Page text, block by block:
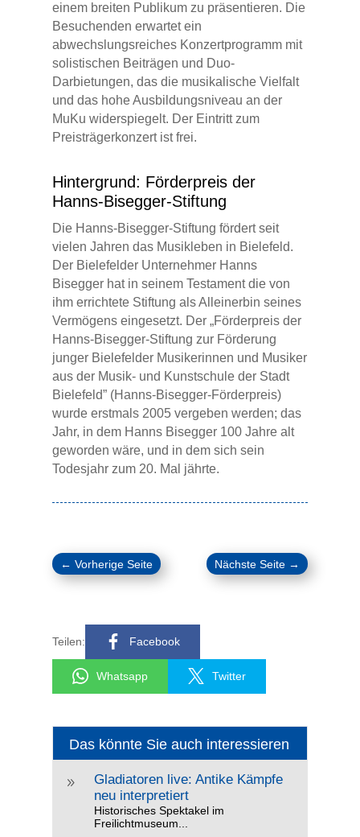
Das könnte Sie auch interessieren
9
Gladiatoren live: Antike Kämpfe
neu interpretiert
Historisches Spektakel im
Freilichtmuseum...
einem breiten Publikum zu präsentieren. Die
Besuchenden erwartet ein
abwechslungsreiches Konzertprogramm mit
solistischen Beiträgen und Duo-
Darbietungen, das die musikalische Vielfalt
und das hohe Ausbildungsniveau an der
MuKu widerspiegelt. Der Eintritt zum
Preisträgerkonzert ist frei.
Hintergrund: Förderpreis der
Hanns-Bisegger-Stiftung
Die Hanns-Bisegger-Stiftung fördert seit
vielen Jahren das Musikleben in Bielefeld.
Der Bielefelder Unternehmer Hanns
Bisegger hat in seinem Testament die von
ihm errichtete Stiftung als Alleinerbin seines
Vermögens eingesetzt. Der „Förderpreis der
Hanns-Bisegger-Stiftung zur Förderung
junger Bielefelder Musikerinnen und Musiker
aus der Musik- und Kunstschule der Stadt
Bielefeld” (Hanns-Bisegger-Förderpreis)
wurde erstmals 2005 vergeben werden; das
Jahr, in dem Hanns Bisegger 100 Jahre alt
geworden wäre, und in dem sich sein
Todesjahr zum 20. Mal jährte.
← Vorherige Seite Nächste Seite →
Teilen: Facebook
Whatsapp Twitter